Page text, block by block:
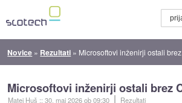
Novice » Rezultati » Microsoftovi inženirji ostali
Microsoftovi inženirji ostali brez
Matej Huš ::30. maj 2026ob 09:30 Rezultati